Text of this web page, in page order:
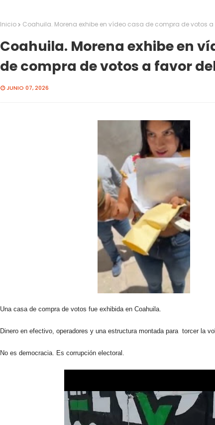
Inicio Coahuila. Morena exhibe en vídeo casa de compra de votos a
Coahuila. Morena exhibe en
de compra de votos a favor del
JUNIO 07, 2026
Una casa de compra de votos fue exhibida en Coahuila.
Dinero en efectivo, operadores y una estructura montada para torcer la
No es democracia. Es corrupción electoral.